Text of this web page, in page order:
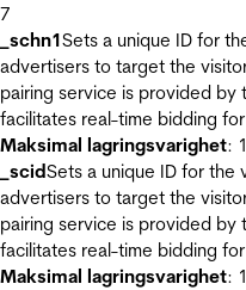
7
_schn1Sets a unique ID for
advertisers to target the
pairing service is provided
facilitates real-time bidding
Maksimal lagringsvarighet:
_scidSets a unique ID for the
advertisers to target the
pairing service is provided
facilitates real-time bidding
Maksimal lagringsvarighet: